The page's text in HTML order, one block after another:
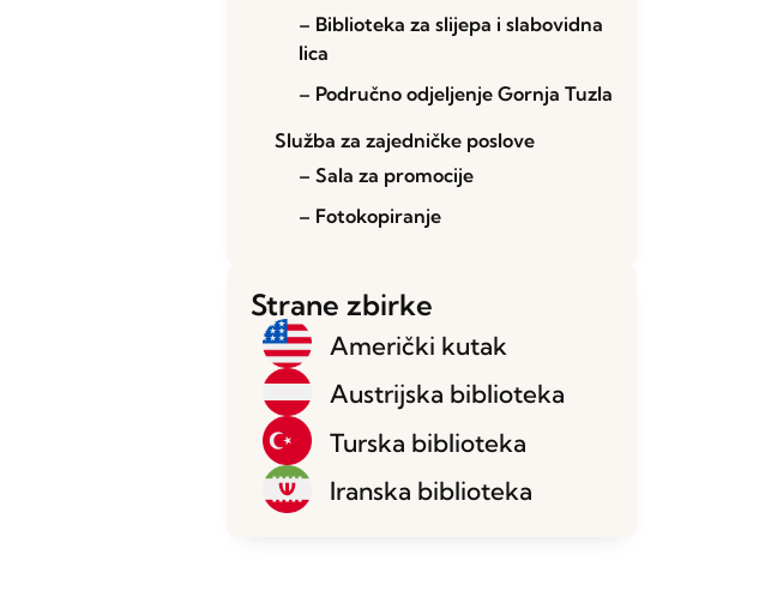
– Biblioteka za slijepa i slabovidna
lica
– Područno odjeljenje Gornja Tuzla
Služba za zajedničke poslove
– Sala za promocije
– Fotokopiranje
Strane zbirke
Američki kutak
Austrijska biblioteka
Turska biblioteka
Iranska biblioteka